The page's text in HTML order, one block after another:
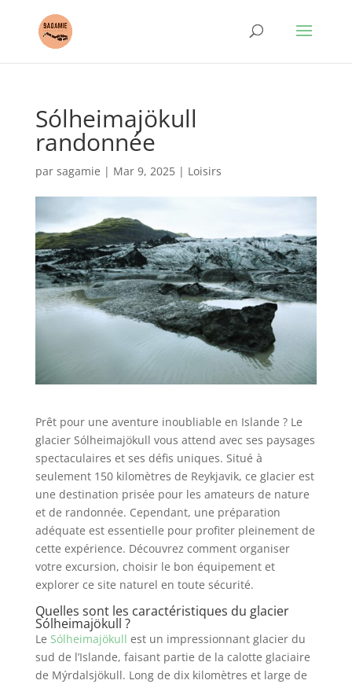
Sólheimajökull
randonnée
par sagamie | Mar 9, 2025| Loisirs
Prêt pour une aventure inoubliable en Islande ? Le
glacier Sólheimajökull vous attend avec ses paysages
spectaculaires et ses défis uniques. Situé à
seulement 150 kilomètres de Reykjavik, ce glacier est
une destination prisée pour les amateurs de nature
et de randonnée. Cependant, une préparation
adéquate est essentielle pour profiter pleinement de
cette expérience. Découvrez comment organiser
votre excursion, choisir le bon équipement et
explorer ce site naturel en toute sécurité.
Quelles sont les caractéristiques du glacier
Sólheimajökull ?
Le Sólheimajökull est un impressionnant glacier du
sud de l’Islande, faisant partie de la calotte glaciaire
de Mýrdalsjökull. Long de dix kilomètres et large de